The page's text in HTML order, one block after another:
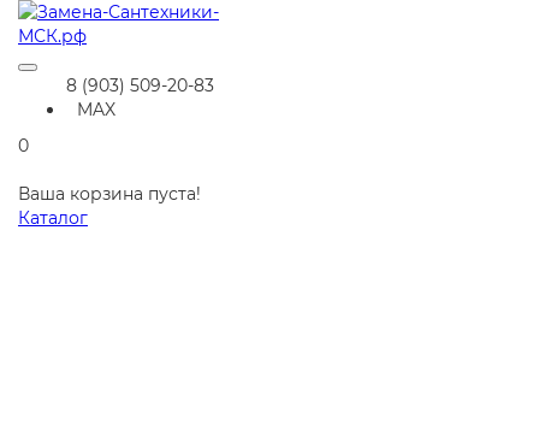
8 (903) 509-20-83
MAX
0
Ваша корзина пуста!
Каталог